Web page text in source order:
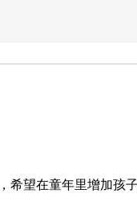
希望在童年里增加孩